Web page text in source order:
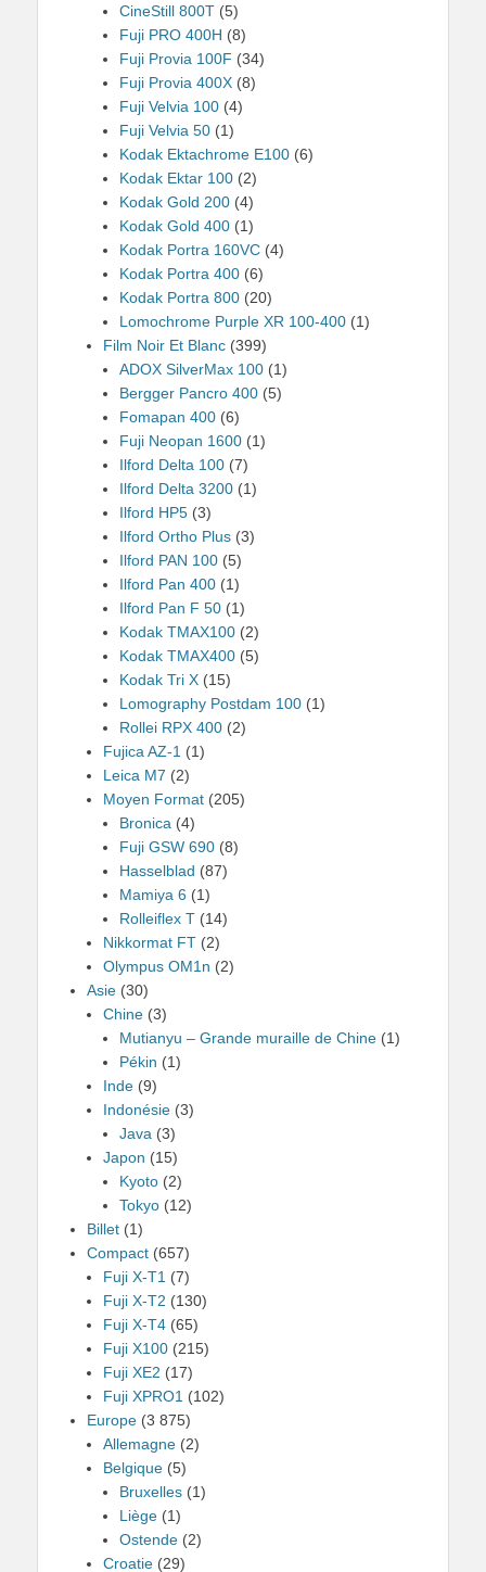
CineStill 800T (5)
Fuji PRO 400H (8)
Fuji Provia 100F (34)
Fuji Provia 400X (8)
Fuji Velvia 100 (4)
Fuji Velvia 50 (1)
Kodak Ektachrome E100 (6)
Kodak Ektar 100 (2)
Kodak Gold 200 (4)
Kodak Gold 400 (1)
Kodak Portra 160VC (4)
Kodak Portra 400 (6)
Kodak Portra 800 (20)
Lomochrome Purple XR 100-400 (1)
Film Noir Et Blanc (399)
ADOX SilverMax 100 (1)
Bergger Pancro 400 (5)
Fomapan 400 (6)
Fuji Neopan 1600 (1)
Ilford Delta 100 (7)
Ilford Delta 3200 (1)
Ilford HP5 (3)
Ilford Ortho Plus (3)
Ilford PAN 100 (5)
Ilford Pan 400 (1)
Ilford Pan F 50 (1)
Kodak TMAX100 (2)
Kodak TMAX400 (5)
Kodak Tri X (15)
Lomography Postdam 100 (1)
Rollei RPX 400 (2)
Fujica AZ-1 (1)
Leica M7 (2)
Moyen Format (205)
Bronica (4)
Fuji GSW 690 (8)
Hasselblad (87)
Mamiya 6 (1)
Rolleiflex T (14)
Nikkormat FT (2)
Olympus OM1n (2)
Asie (30)
Chine (3)
Mutianyu – Grande muraille de Chine (1)
Pékin (1)
Inde (9)
Indonésie (3)
Java (3)
Japon (15)
Kyoto (2)
Tokyo (12)
Billet (1)
Compact (657)
Fuji X-T1 (7)
Fuji X-T2 (130)
Fuji X-T4 (65)
Fuji X100 (215)
Fuji XE2 (17)
Fuji XPRO1 (102)
Europe (3 875)
Allemagne (2)
Belgique (5)
Bruxelles (1)
Liège (1)
Ostende (2)
Croatie (29)